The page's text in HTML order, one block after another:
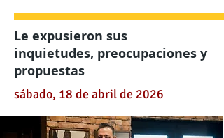
Le expusieron sus
inquietudes, preocupaciones y
propuestas
sábado, 18 de abril de 2026